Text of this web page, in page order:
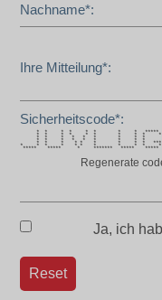
Nachname*:
Ihre Mitteilung*:
Sicherheitscode*:
* * * * * * * *
* * * * * * * * *
* * * * * * * *
* * * * * * * *
* * * * * * * * *
* * * * * * * * * *
***** ***** * ******* *****
Regenerate
Ja, ich
Reset